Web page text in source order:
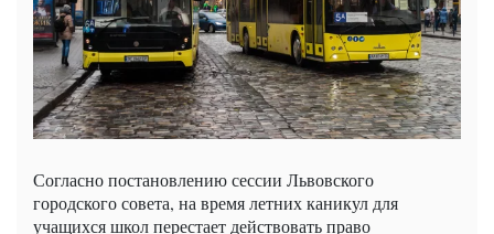
Согласно постановлению сессии Львовского
городского совета, на время летних каникул для
учащихся школ перестает действовать право